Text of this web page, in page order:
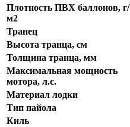
Плотность ПВХ баллонов, г/
м2
Транец
Высота транца, см
Толщина транца, мм
Максимальная мощность
мотора, л.с.
Материал лодки
Тип пайола
Киль